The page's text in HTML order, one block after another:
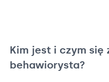
Kim jest i czym się
behawiorysta?